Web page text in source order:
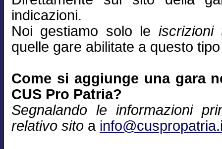
indicazioni.
Noi gestiamo solo le iscrizioni
quelle gare abilitate a questo
Come si aggiunge una gara
CUS Pro Patria?
Segnalando le informazioni
relativo sito a